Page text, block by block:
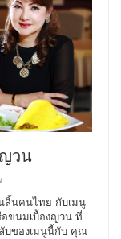
ญวน
ลิ้นคนไทย กับเมนู
อขนมเบื้องญวน ที่
ลับของเมนูนี้กับ คุณ